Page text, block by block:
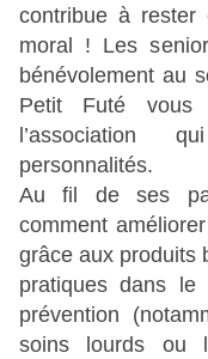
contribue à
moral ! Les
bénévolement au
Petit Futé vous
l’association
personnalités.
Au fil de ses
comment
grâce aux produits
pratiques dans
prévention
soins lourds ou